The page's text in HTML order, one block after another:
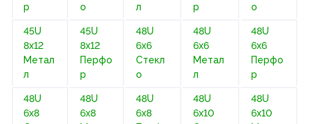
р
о
л
р
о
45U
8х12
Метал
л
45U
8х12
Перфо
р
48U
6х6
Стекл
о
48U
6х6
Метал
л
48U
6х6
Перфо
р
48U
6х8
48U
6х8
48U
6х8
48U
6х10
48U
6х10